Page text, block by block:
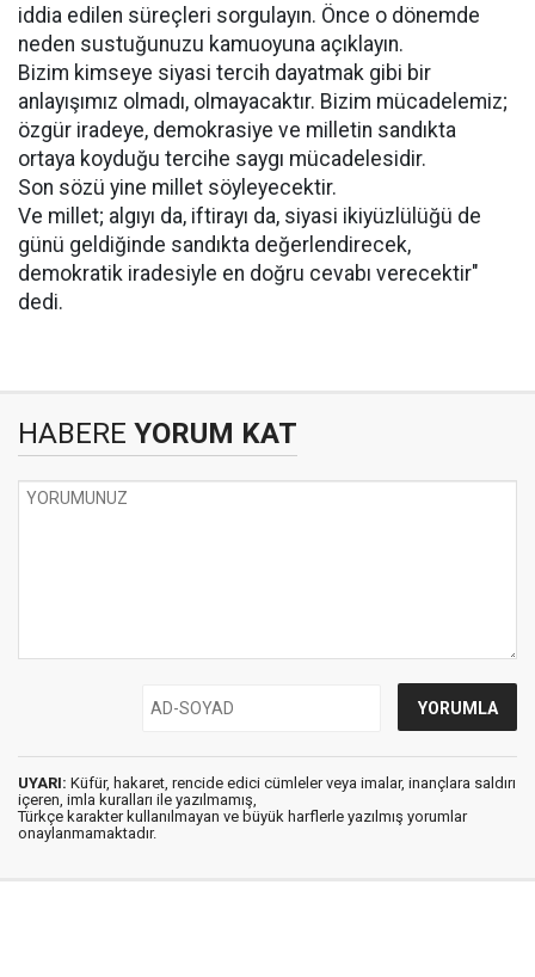
iddia edilen süreçleri sorgulayın. Önce o dönemde
neden sustuğunuzu kamuoyuna açıklayın.
Bizim kimseye siyasi tercih dayatmak gibi bir
anlayışımız olmadı, olmayacaktır. Bizim mücadelemiz;
özgür iradeye, demokrasiye ve milletin sandıkta
ortaya koyduğu tercihe saygı mücadelesidir.
Son sözü yine millet söyleyecektir.
Ve millet; algıyı da, iftirayı da, siyasi ikiyüzlülüğü de
günü geldiğinde sandıkta değerlendirecek,
demokratik iradesiyle en doğru cevabı verecektir"
dedi.
HABERE YORUM KAT
UYARI: Küfür, hakaret, rencide edici cümleler veya imalar, inançlara saldırı
içeren, imla kuralları ile yazılmamış,
Türkçe karakter kullanılmayan ve büyük harflerle yazılmış yorumlar
onaylanmamaktadır.